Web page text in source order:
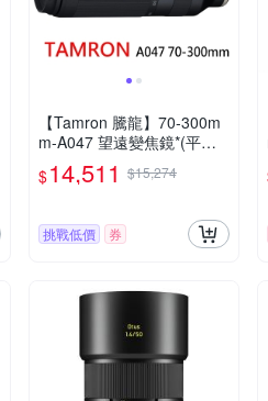
【Tamron 騰龍】70-300m
m-A047 望遠變焦鏡*(平行
輸入)for SONY E
$14,511 $15,274
挑戰低價 券